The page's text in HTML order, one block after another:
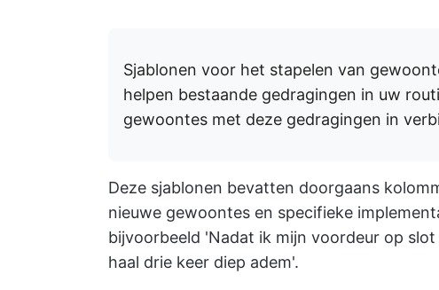
Sjablonen voor het stapelen van
helpen bestaande gedragingen in uw
gewoontes met deze gedragingen in
Deze sjablonen bevatten doorgaans
nieuwe gewoontes en specifieke
bijvoorbeeld 'Nadat ik mijn voordeur op
haal drie keer diep adem'.